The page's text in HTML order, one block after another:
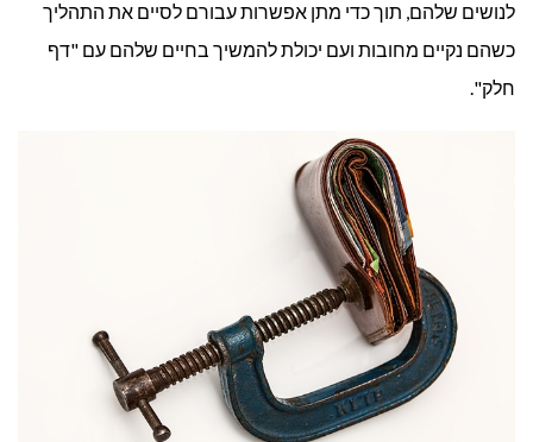
לנושים שלהם, תוך כדי מתן אפשרות עבורם לסיים את התהליך
כשהם נקיים מחובות ועם יכולת להמשיך בחיים שלהם עם "דף
חלק".